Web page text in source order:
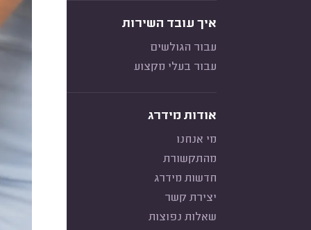
איך עובד השירות
עבור הגולשים
עבור בעלי מקצוע
אודות מידרג
מי אנחנו
מהתקשורת
חדשות מידרג
יצירת קשר
שאלות נפוצות